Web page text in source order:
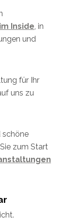
Inside, in
und
für Ihr
uns zu
schöne
zum Start